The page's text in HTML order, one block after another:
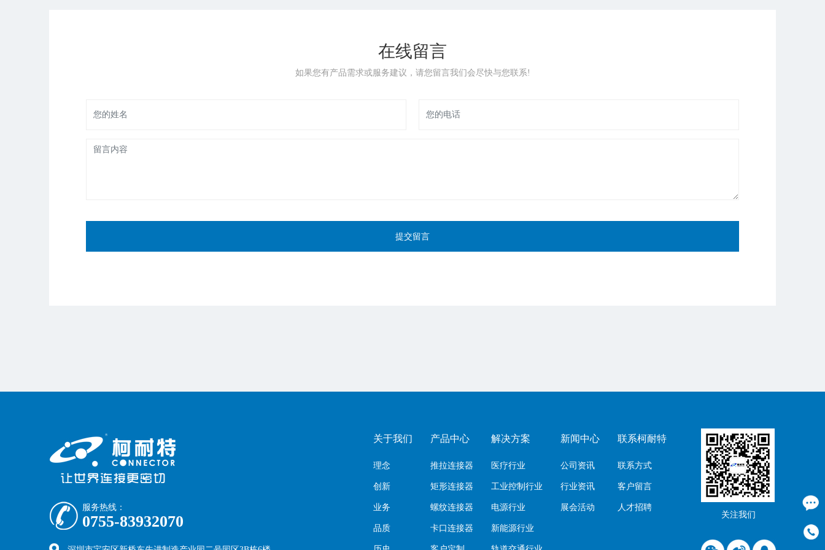
在线留言
如果您有产品需求或服务建议，请您留言我们会尽快与您联系!
提交留言
服务热线：
0755-83932070
关于我们
理念
创新
业务
品质
产品中心
推拉连接器
矩形连接器
螺纹连接器
卡口连接器
解决方案
医疗行业
工业控制行业
电源行业
新能源行业
新闻中心
公司资讯
行业资讯
展会活动
联系柯耐特
联系方式
客户留言
人才招聘
关注我们